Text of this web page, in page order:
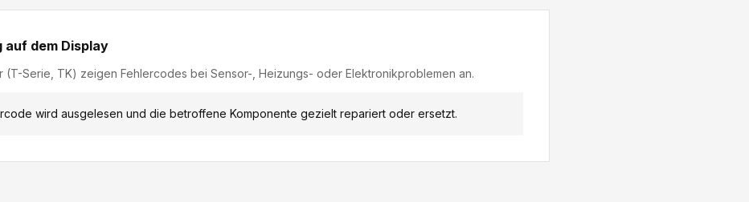
auf dem Display
(T-Serie, TK) zeigen Fehlercodes bei Sensor-, Heizungs- oder Elektronikproblemen an.
wird ausgelesen und die betroffene Komponente gezielt repariert oder ersetzt.